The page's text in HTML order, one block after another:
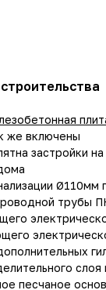
же включены
застройки
Ø110мм
трубы
слоя
песчаное